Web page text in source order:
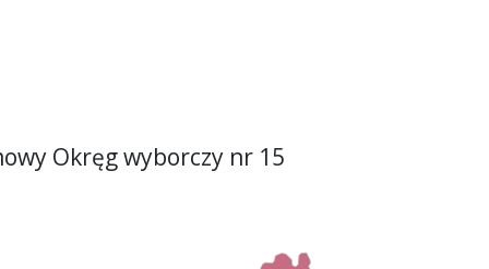
Okręg wyborczy nr 15